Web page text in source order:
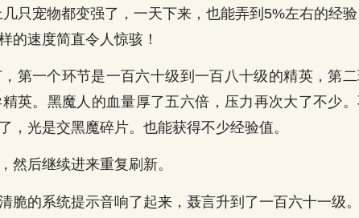
只宠物都变强了，一天下来，也能弄到5%左右的经验
的速度简直令人惊骇！
第一个环节是一百六十级到一百八十级的精英，第
英。黑魔人的血量厚了五六倍，压力再次大了不少
，光是交黑魔碎片。也能获得不少经验值。
然后继续进来重复刷新。
脆的系统提示音响了起来，聂言升到了一百六十一级。